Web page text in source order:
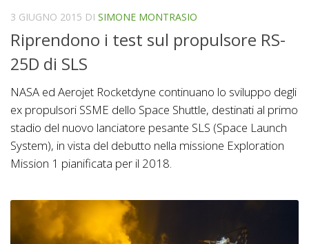
3 GIUGNO 2015 DI SIMONE MONTRASIO
Riprendono i test sul propulsore RS-
25D di SLS
NASA ed Aerojet Rocketdyne continuano lo sviluppo degli
ex propulsori SSME dello Space Shuttle, destinati al primo
stadio del nuovo lanciatore pesante SLS (Space Launch
System), in vista del debutto nella missione Exploration
Mission 1 pianificata per il 2018.